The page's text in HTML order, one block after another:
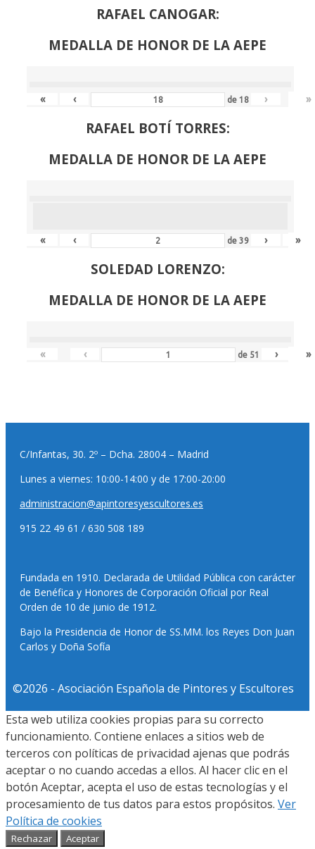
RAFAEL CANOGAR:
MEDALLA DE HONOR DE LA AEPE
« ‹ de18 › »
RAFAEL BOTÍ TORRES:
MEDALLA DE HONOR DE LA AEPE
« ‹ de39 › »
SOLEDAD LORENZO:
MEDALLA DE HONOR DE LA AEPE
« ‹ de 51 › »
C/Infantas, 30. 2º – Dcha. 28004 – Madrid
Lunes a viernes: 10:00-14:00 y de 17:00-20:00
administracion@apintoresyescultores.es
915 22 49 61 / 630 508 189
Fundada en 1910. Declarada de Utilidad Pública con carácter
de Benéfica y Honores de Corporación Oficial por Real
Orden de 10 de junio de 1912.
Bajo la Presidencia de Honor de SS.MM. los Reyes Don Juan
Carlos y Doña Sofía
©2026 - Asociación Española de Pintores y Escultores
Esta web utiliza cookies propias para su correcto
funcionamiento. Contiene enlaces a sitios web de
terceros con políticas de privacidad ajenas que podrás
aceptar o no cuando accedas a ellos. Al hacer clic en el
botón Aceptar, acepta el uso de estas tecnologías y el
procesamiento de tus datos para estos propósitos. Ver
Política de cookies
Rechazar Aceptar